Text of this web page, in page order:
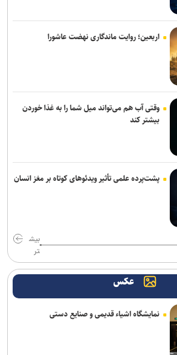
اربعین؛ روایت ماندگاری نهضت عاشورا
وقتی آب هم می‌تواند میل شما را به غذا خوردن
بیشتر کند
پشت‌پرده علمی تأثیر ویدئو‌های کوتاه بر مغز انسان
بیش
تر
عکس
نمایشگاه اشیاء قدیمی و صنایع دستی